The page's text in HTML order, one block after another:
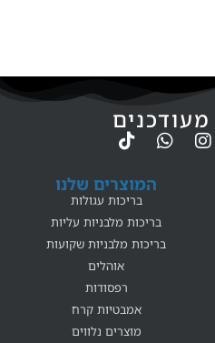
המוצרים שלנו
בריכות עגולות
בריכות מלבניות עליות
בריכות מלבניות שקועות
אוהלים
רפסודות
אמבטיות קרח
מוצרים נלווים